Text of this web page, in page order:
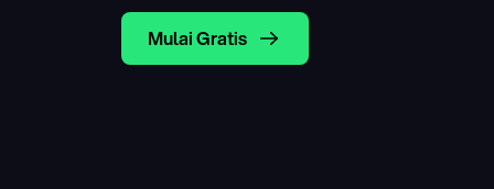
Mulai Gratis